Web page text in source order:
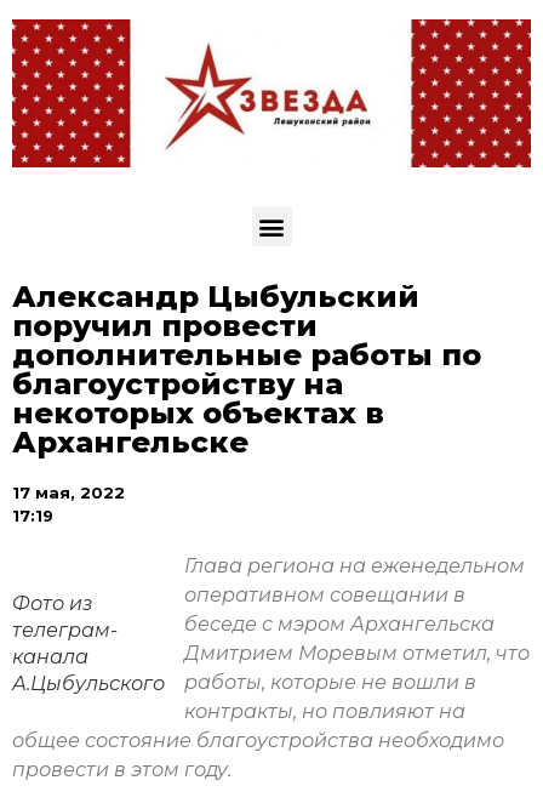
Александр Цыбульский
поручил провести
дополнительные работы по
благоустройству на
некоторых объектах в
Архангельске
17 мая, 2022
17:19
Фото из
телеграм-
канала
А.Цыбульского
Глава региона на еженедельном
оперативном совещании в
беседе с мэром Архангельска
Дмитрием Моревым отметил, что
работы, которые не вошли в
контракты, но повлияют на
общее состояние благоустройства необходимо
провести в этом году.